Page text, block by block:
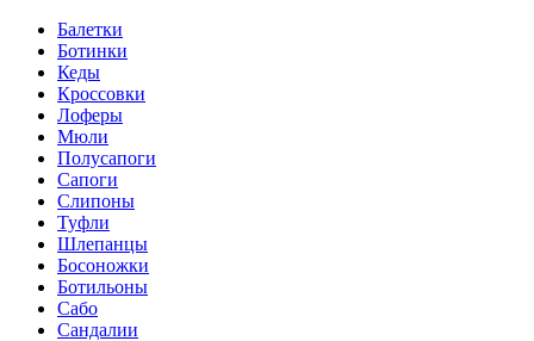
Балетки
Ботинки
Кеды
Кроссовки
Лоферы
Мюли
Полусапоги
Сапоги
Слипоны
Туфли
Шлепанцы
Босоножки
Ботильоны
Сабо
Сандалии